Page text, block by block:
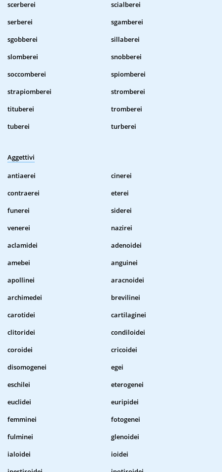
scerberei
scialberei
serberei
sgamberei
sgobberei
sillaberei
slomberei
snobberei
soccomberei
spiomberei
strapiomberei
stromberei
tituberei
tromberei
tuberei
turberei
Aggettivi
antiaerei
cinerei
contraerei
eterei
funerei
siderei
venerei
nazirei
aclamidei
adenoidei
amebei
anguinei
apollinei
aracnoidei
archimedei
brevilinei
carotidei
cartilaginei
clitoridei
condiloidei
coroidei
cricoidei
disomogenei
egei
eschilei
eterogenei
euclidei
euripidei
femminei
fotogenei
fulminei
glenoidei
ialoidei
ioidei